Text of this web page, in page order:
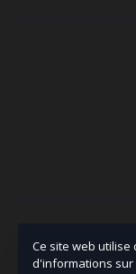
Ce site web utilise
d'informations